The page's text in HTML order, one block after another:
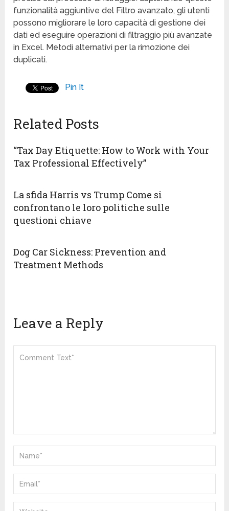
funzionalità aggiuntive del Filtro avanzato, gli utenti
possono migliorare le loro capacità di gestione dei
dati ed eseguire operazioni di filtraggio più avanzate
in Excel. Metodi alternativi per la rimozione dei
duplicati.
Pin It
Related Posts
“Tax Day Etiquette: How to Work with Your
Tax Professional Effectively”
La sfida Harris vs Trump Come si
confrontano le loro politiche sulle
questioni chiave
Dog Car Sickness: Prevention and
Treatment Methods
Leave a Reply